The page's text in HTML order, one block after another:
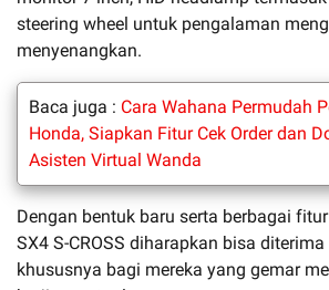
steering wheel untuk pengalaman
menyenangkan.
Baca juga : Cara Wahana Permudah
Honda, Siapkan Fitur Cek Order dan
Asisten Virtual Wanda
Dengan bentuk baru serta berbagai
SX4 S-CROSS diharapkan bisa
khususnya bagi mereka yang gemar